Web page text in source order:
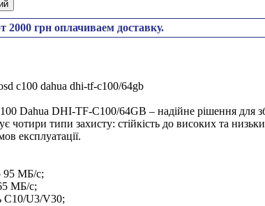
2000 грн оплачиваем доставку.
c100 dahua dhi-tf-c100/64gb
Dahua DHI-TF-C100/64GB – надійне рішення для
чотири типи захисту: стійкість до високих та
експлуатації.
95 МБ/с;
МБ/с;
C10/U3/V30;